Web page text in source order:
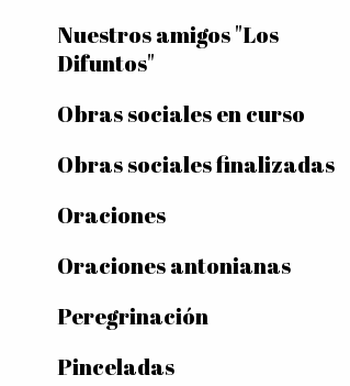
Nuestros amigos "Los
Difuntos"
Obras sociales en curso
Obras sociales finalizadas
Oraciones
Oraciones antonianas
Peregrinación
Pinceladas